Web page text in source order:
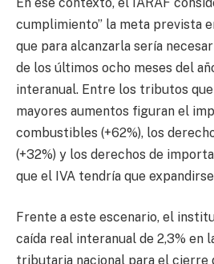
cumplimiento” la meta prevista
que para alcanzarla sería
de los últimos ocho meses del
interanual. Entre los tributos
mayores aumentos figuran el
combustibles (+62%), los
(+32%) y los derechos de
que el IVA tendría que expandirse
Frente a este escenario, el
caída real interanual de 2,3% en
tributaria nacional para el cierre